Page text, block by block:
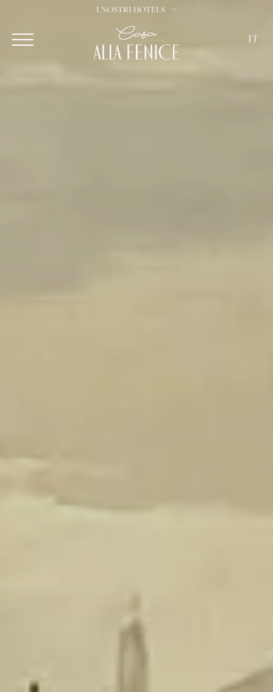
IT
I NOSTRI HOTELS